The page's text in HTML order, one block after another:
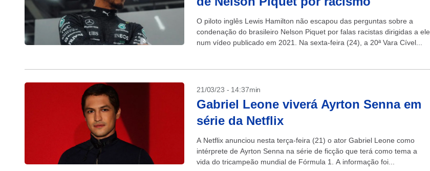
O piloto inglês Lewis Hamilton não escapou das perguntas sobre a
condenação do brasileiro Nelson Piquet por falas racistas dirigidas a ele
num vídeo publicado em 2021. Na sexta-feira (24), a 20ª Vara Cível...
21/03/23 - 14:37min
Gabriel Leone viverá Ayrton Senna em
série da Netflix
A Netflix anunciou nesta terça-feira (21) o ator Gabriel Leone como
intérprete de Ayrton Senna na série de ficção que terá como tema a
vida do tricampeão mundial de Fórmula 1. A informação foi...